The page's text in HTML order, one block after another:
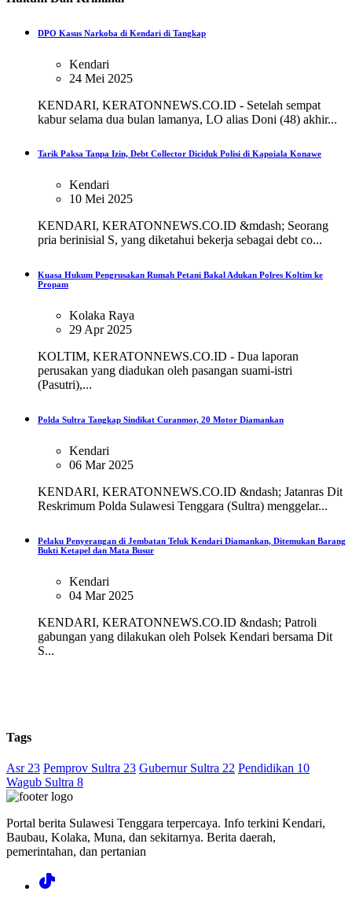
DPO Kasus Narkoba di Kendari di Tangkap
Kendari
24 Mei 2025
KENDARI, KERATONNEWS.CO.ID - Setelah sempat
kabur selama dua bulan lamanya, LO alias Doni (48) akhir...
Tarik Paksa Tanpa Izin, Debt Collector Diciduk Polisi di Kapoiala Konawe
Kendari
10 Mei 2025
KENDARI, KERATONNEWS.CO.ID &mdash; Seorang
pria berinisial S, yang diketahui bekerja sebagai debt co...
Kuasa Hukum Pengrusakan Rumah Petani Bakal Adukan Polres Koltim ke
Propam
Kolaka Raya
29 Apr 2025
KOLTIM, KERATONNEWS.CO.ID - Dua laporan
perusakan yang diadukan oleh pasangan suami-istri
(Pasutri),...
Polda Sultra Tangkap Sindikat Curanmor, 20 Motor Diamankan
Kendari
06 Mar 2025
KENDARI, KERATONNEWS.CO.ID &ndash; Jatanras Dit
Reskrimum Polda Sulawesi Tenggara (Sultra) menggelar...
Pelaku Penyerangan di Jembatan Teluk Kendari Diamankan, Ditemukan Barang
Bukti Ketapel dan Mata Busur
Kendari
04 Mar 2025
KENDARI, KERATONNEWS.CO.ID &ndash; Patroli
gabungan yang dilakukan oleh Polsek Kendari bersama Dit
S...
Tags
Asr 23 Pemprov Sultra 23 Gubernur Sultra 22 Pendidikan 10
Wagub Sultra 8
Portal berita Sulawesi Tenggara terpercaya. Info terkini Kendari,
Baubau, Kolaka, Muna, dan sekitarnya. Berita daerah,
pemerintahan, dan pertanian